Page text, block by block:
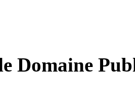
Domaine